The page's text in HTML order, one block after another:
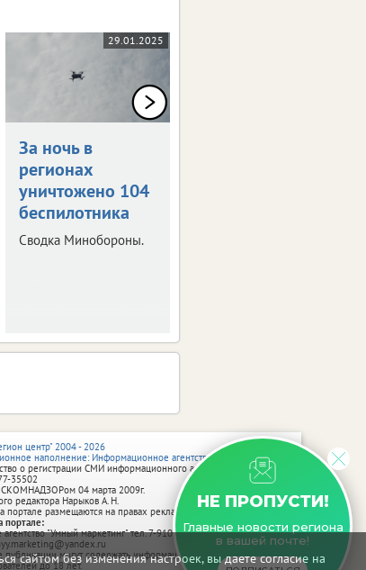
сайтом без изменения настроек, вы даете согласие на
29.01.2025
За ночь в
регионах
уничтожено 104
беспилотника
Сводка Минобороны.
НЕ ПРОПУСТИ!
Главные новости региона
в вашей почте!
центр" 2004 - 2026
наполнение: Информационное агентство vRossii.ru
о регистрации СМИ информационного агентства vRossii.ru
04 марта 2009г.
редактора Нарыков А. Н.
портале размещаются на правах рекламы.
портале:
"Умный маркетинг" тел. 7-910-267-70-40,
публикации могут содержать информацию, не предназначенную
до 18 лет.